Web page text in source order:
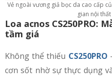
Vẻ ngoài vương giả bọc da cao cấp
gian nội
Loa acnos CS250PRO:
tầm giá
Không thể thiếu CS250PRO
cơn sốt nhờ sự thực dụng